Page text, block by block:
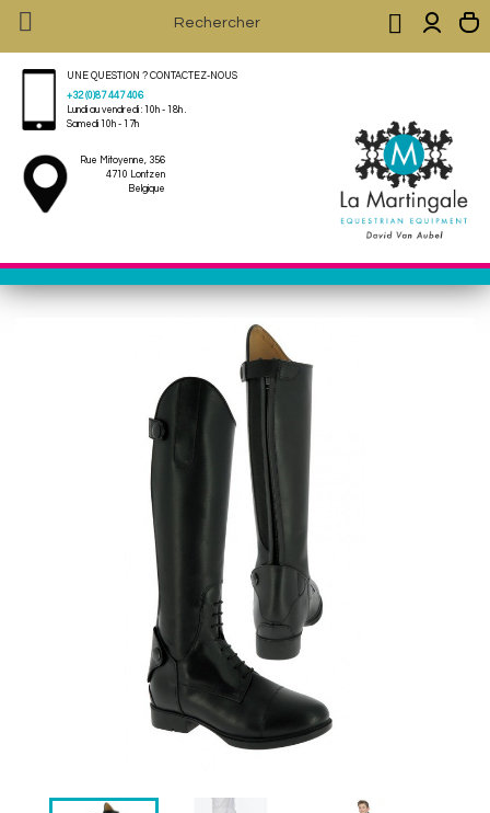
 
UNE QUESTION ? CONTACTEZ-NOUS
+32 (0)87 447 406
Lundi au vendredi : 10h - 18h .
Samedi 10h - 17h
Rue Mitoyenne, 356
4710 Lontzen
Belgique